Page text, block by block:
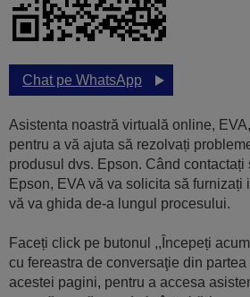
Chat pe WhatsApp
Asistenta noastră virtuală online,
pentru a vă ajuta să rezolvați
produsul dvs. Epson. Când
Epson, EVA vă va solicita să furnizați
vă va ghida de-a lungul procesului.
Faceți click pe butonul ,,Începeți
cu fereastra de conversaţie din
acestei pagini, pentru a accesa